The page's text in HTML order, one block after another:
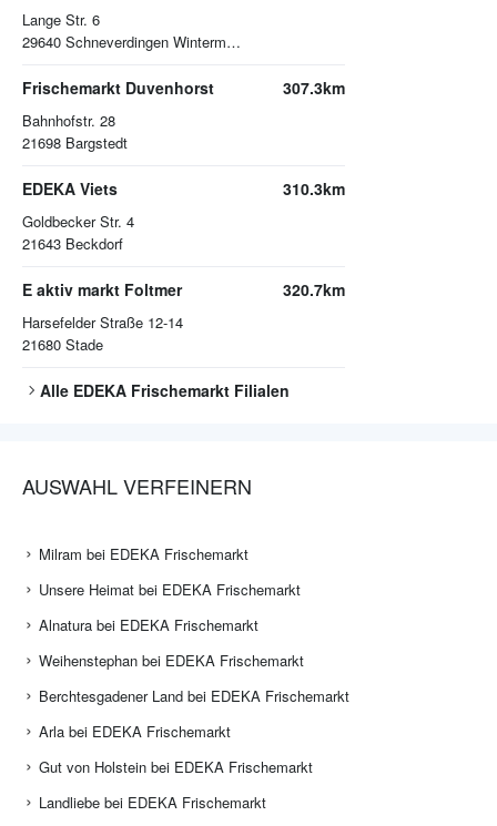
Lange Str. 6
29640 Schneverdingen Wintermoor
Frischemarkt Duvenhorst
Bahnhofstr. 28
21698 Bargstedt
307.3km
EDEKA Viets
Goldbecker Str. 4
21643 Beckdorf
310.3km
E aktiv markt Foltmer
Harsefelder Straße 12-14
21680 Stade
320.7km
Alle EDEKA Frischemarkt Filialen
AUSWAHL VERFEINERN
Milram bei EDEKA Frischemarkt
Unsere Heimat bei EDEKA Frischemarkt
Alnatura bei EDEKA Frischemarkt
Weihenstephan bei EDEKA Frischemarkt
Berchtesgadener Land bei EDEKA Frischemarkt
Arla bei EDEKA Frischemarkt
Gut von Holstein bei EDEKA Frischemarkt
Landliebe bei EDEKA Frischemarkt